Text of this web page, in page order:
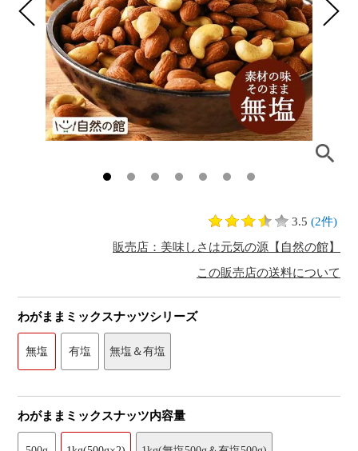
3.5 (2件)
販売店：美味しさは元気の源【自然の館】
この販売店の送料について
わがままミックスナッツシリーズ
無塩 有塩 無塩＆有塩
わがままミックスナッツ内容量